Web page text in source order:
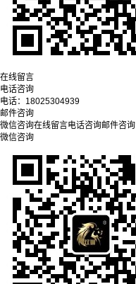
在线留言
电话咨询
电话： 18025304939
邮件咨询
微信咨询在线留言电话咨询邮件咨询
微信咨询